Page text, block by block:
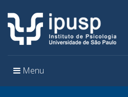
Toggle
Menu